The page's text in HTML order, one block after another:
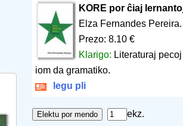
KORE por ĉiaj
Elza Fernandes
Prezo: 8.10 €
Klarigo: Literaturaj
iom da gramatiko.
legu pli
ekz.